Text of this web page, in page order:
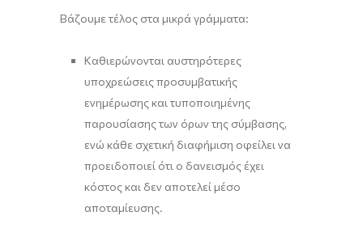
Βάζουμε τέλος στα μικρά γράμματα:
Καθιερώνονται αυστηρότερες
υποχρεώσεις προσυμβατικής
ενημέρωσης και τυποποιημένης
παρουσίασης των όρων της σύμβασης,
ενώ κάθε σχετική διαφήμιση οφείλει να
προειδοποιεί ότι ο δανεισμός έχει
κόστος και δεν αποτελεί μέσο
αποταμίευσης.